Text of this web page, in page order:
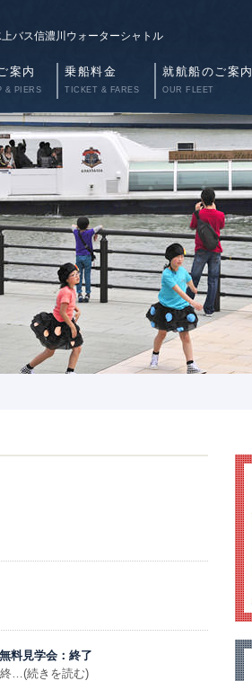
バス信濃川ウォーターシャトル
案内
& PIERS
乗船料金
TICKET & FARES
就航船のご案内
OUR FLEET
料見学会：終了
…(続きを読む)